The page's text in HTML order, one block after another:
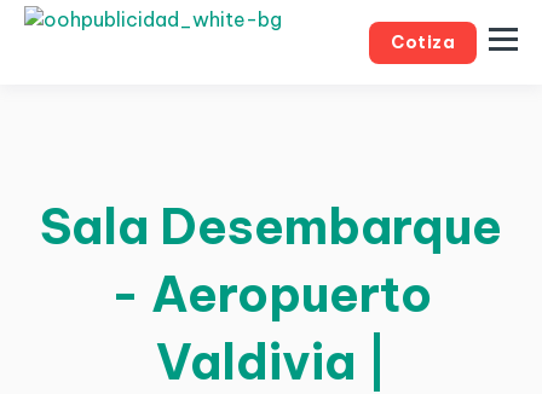
Cotiza
Sala Desembarque
- Aeropuerto
Valdivia |